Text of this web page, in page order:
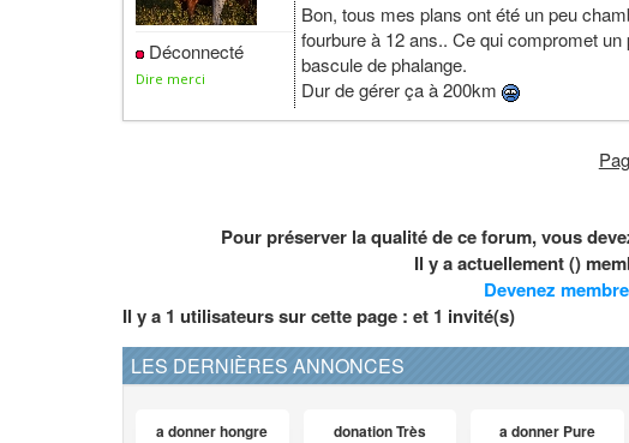
Déconnecté
Dire merci
Bon, tous mes plans ont été un peu
fourbure à 12 ans.. Ce qui compromet
bascule de phalange.
Dur de gérer ça à 200km
Pour préserver la qualité de ce forum, vous
Il y a actuellement ()
Devenez membre
Il y a 1 utilisateurs sur cette page : et 1 invité(s)
LES DERNIÈRES ANNONCES
a donner hongre donation Très a donner Pure